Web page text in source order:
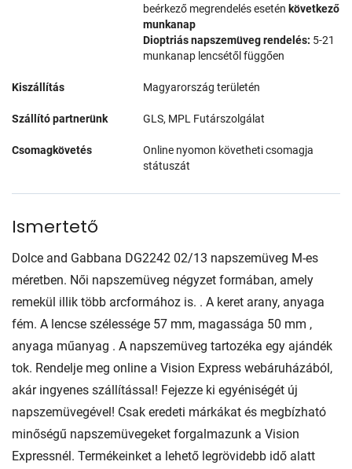
beérkező megrendelés esetén következő
munkanap
Dioptriás napszemüveg rendelés: 5-21
munkanap lencsétől függően
Kiszállítás Magyarország területén
Szállító partnerünk GLS, MPL Futárszolgálat
Csomagkövetés
Online nyomon követheti csomagja
státuszát
Ismertető
Dolce and Gabbana DG2242 02/13 napszemüveg M-es
méretben. Női napszemüveg négyzet formában, amely
remekül illik több arcformához is. . A keret arany, anyaga
fém. A lencse szélessége 57 mm, magassága 50 mm ,
anyaga műanyag . A napszemüveg tartozéka egy ajándék
tok. Rendelje meg online a Vision Express webáruházából,
akár ingyenes szállítással! Fejezze ki egyéniségét új
napszemüvegével! Csak eredeti márkákat és megbízható
minőségű napszemüvegeket forgalmazunk a Vision
Expressnél. Termékeinket a lehető legrövidebb idő alatt